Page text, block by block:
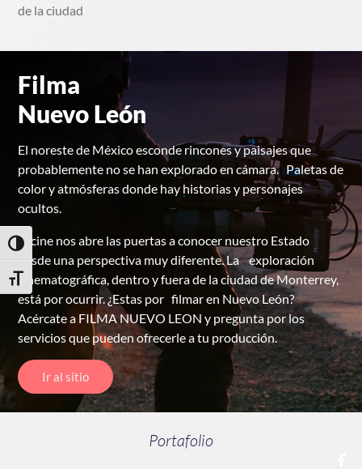
Toggle High Contrast
Toggle Font size
de la ciudad
Filma
Nuevo León
El noreste de México esconde rincones y paisajes que
probablemente no se han explorado en cámara. Paletas de
color y atmósferas donde hay historias y personajes
ocultos.
El cine nos abre las puertas a conocer nuestro Estado
desde una perspectiva muy diferente. La exploración
cinematográfica, dentro y fuera de la ciudad de Monterrey,
está por ocurrir. ¿Estas por filmar en Nuevo León?
Acércate a FILMA NUEVO LEON y pregunta por los
servicios que pueden ofrecerle a tu producción.
Ir al sitio
Portafolio